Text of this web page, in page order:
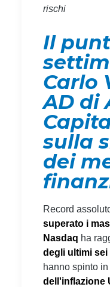
rischi
Il
Carlo
AD di
sulla
dei
Record
superato i
Nasdaq ha
degli ultimi sei
hanno spinto in
dell'inflazione